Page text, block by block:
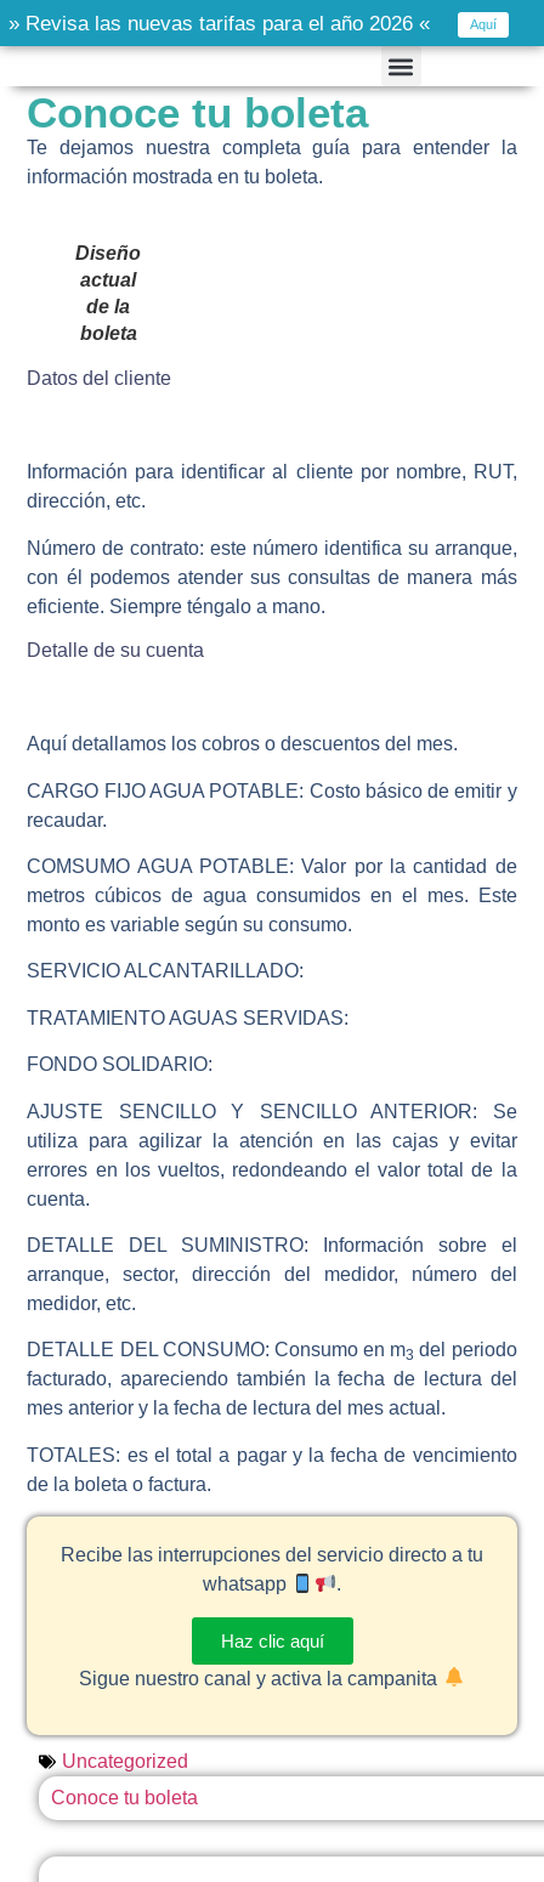
» Revisa las nuevas tarifas para el año 2026 « Aquí
Conoce tu boleta
Te dejamos nuestra completa guía para entender la
información mostrada en tu boleta.
Diseño
actual
de la
boleta
Datos del cliente
Información para identificar al cliente por nombre, RUT,
dirección, etc.
Número de contrato: este número identifica su arranque,
con él podemos atender sus consultas de manera más
eficiente. Siempre téngalo a mano.
Detalle de su cuenta
Aquí detallamos los cobros o descuentos del mes.
CARGO FIJO AGUA POTABLE: Costo básico de emitir y
recaudar.
COMSUMO AGUA POTABLE: Valor por la cantidad de
metros cúbicos de agua consumidos en el mes. Este
monto es variable según su consumo.
SERVICIO ALCANTARILLADO:
TRATAMIENTO AGUAS SERVIDAS:
FONDO SOLIDARIO:
AJUSTE SENCILLO Y SENCILLO ANTERIOR: Se
utiliza para agilizar la atención en las cajas y evitar
errores en los vueltos, redondeando el valor total de la
cuenta.
DETALLE DEL SUMINISTRO: Información sobre el
arranque, sector, dirección del medidor, número del
medidor, etc.
DETALLE DEL CONSUMO: Consumo en m3 del periodo
facturado, apareciendo también la fecha de lectura del
mes anterior y la fecha de lectura del mes actual.
TOTALES: es el total a pagar y la fecha de vencimiento
de la boleta o factura.
Recibe las interrupciones del servicio directo a tu
whatsapp
.
Haz clic aquí
Sigue nuestro canal y activa la campanita
Uncategorized
Conoce tu boleta